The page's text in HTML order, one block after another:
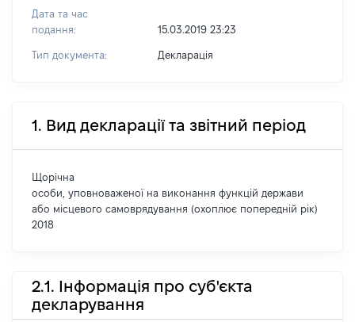
Дата та час
подання:
15.03.2019 23:23
Тип документа: Декларація
1. Вид декларації та звітний період
Щорічна
особи, уповноваженої на виконання функцій держави
або місцевого самоврядування (охоплює попередній рік)
2018
2.1. Інформація про суб'єкта
декларування